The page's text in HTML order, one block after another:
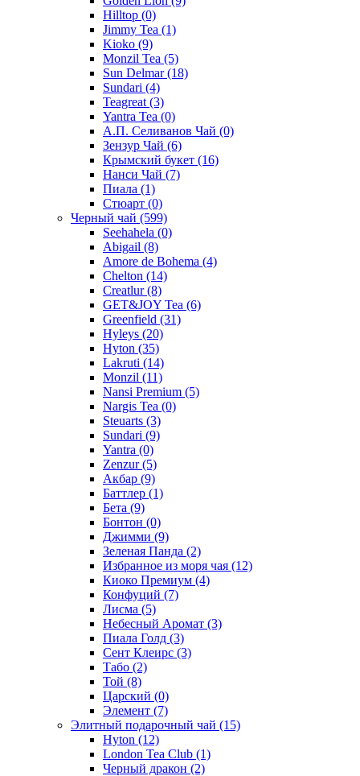
Hilltop (0)
Jimmy Tea (1)
Kioko (9)
Monzil Tea (5)
Sun Delmar(18)
Sundari (4)
Teagreat (3)
Yantra Tea (0)
А.П. Селиванов Чай (0)
Зензур Чай (6)
Крымский букет (16)
Нанси Чай (7)
Пиала (1)
Стюарт (0)
Черный чай (599)
Seehahela (0)
Abigail (8)
Amore de Bohema (4)
Chelton (14)
Creatlur(8)
GET&JOY Tea (6)
Greenfield (31)
Hyleys (20)
Hyton (35)
Lakruti (14)
Monzil (11)
Nansi Premium (5)
Nargis Tea (0)
Steuarts (3)
Sundari (9)
Yantra (0)
Zenzur(5)
Акбар (9)
Баттлер (1)
Бета (9)
Бонтон (0)
Джимми (9)
Зеленая Панда (2)
Избранное из моря чая (12)
Киоко Премиум (4)
Конфуций (7)
Лисма (5)
Небесный Аромат (3)
Пиала Голд (3)
Сент Клеирс (3)
Табо (2)
Той (8)
Царский (0)
Элемент (7)
Элитный подарочный чай (15)
Hyton (12)
London Tea Club (1)
Черный дракон (2)